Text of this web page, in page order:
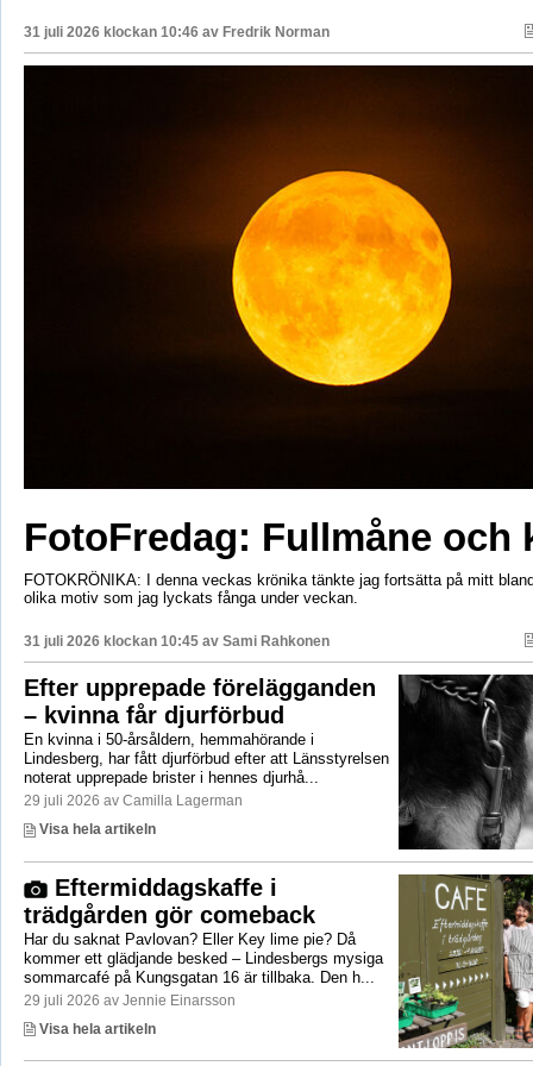
31 juli 2026 klockan 10:46 av Fredrik Norman
FotoFredag: Fullmåne och
FOTOKRÖNIKA: I denna veckas krönika tänkte jag fortsätta på mitt
olika motiv som jag lyckats fånga under veckan.
31 juli 2026 klockan 10:45 av Sami Rahkonen
Efter upprepade förelägganden
– kvinna får djurförbud
En kvinna i 50-årsåldern, hemmahörande i
Lindesberg, har fått djurförbud efter att Länsstyrelsen
noterat upprepade brister i hennes djurhå...
29 juli 2026 av Camilla Lagerman
Visa hela artikeln
Eftermiddagskaffe i
trädgården gör comeback
Har du saknat Pavlovan? Eller Key lime pie? Då
kommer ett glädjande besked – Lindesbergs mysiga
sommarcafé på Kungsgatan 16 är tillbaka. Den h...
29 juli 2026 av Jennie Einarsson
Visa hela artikeln